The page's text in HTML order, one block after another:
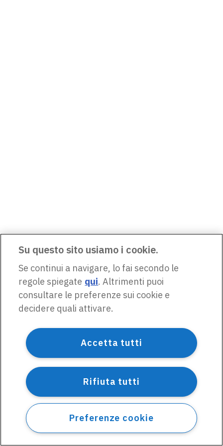
Su questo sito usiamo i cookie.
Se continui a navigare, lo fai secondo le
regole spiegate qui. Altrimenti puoi
consultare le preferenze sui cookie e
decidere quali attivare.
Accetta tutti
Rifiuta tutti
Preferenze cookie